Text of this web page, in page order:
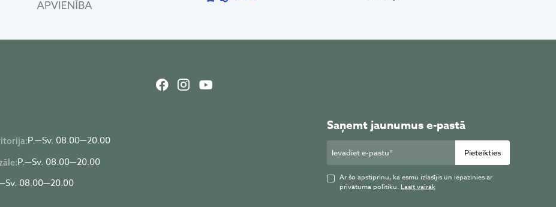
P.—Sv. 08.00—20.00
P.—Sv. 08.00—20.00
08.00—20.00
Saņemt jaunumus e-pastā
Pieteikties
Ar šo apstiprinu, ka esmu izlasījis un iepazinies ar
privātuma politiku. Lasīt vairāk